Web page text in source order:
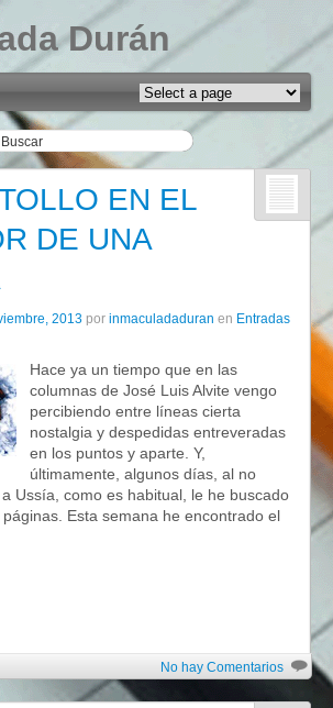
Durán
EN EL
DE UNA
2013 por inmaculadaduran en Entradas
Hace ya un tiempo que en las
columnas de José Luis Alvite vengo
percibiendo entre líneas cierta
nostalgia y despedidas entreveradas
en los puntos y aparte. Y,
últimamente, algunos días, al no
Ussía, como es habitual, le he buscado
Esta semana he encontrado el
No hay Comentarios